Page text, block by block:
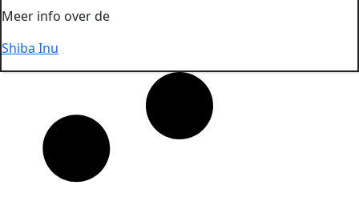
Meer info over de
Shiba Inu